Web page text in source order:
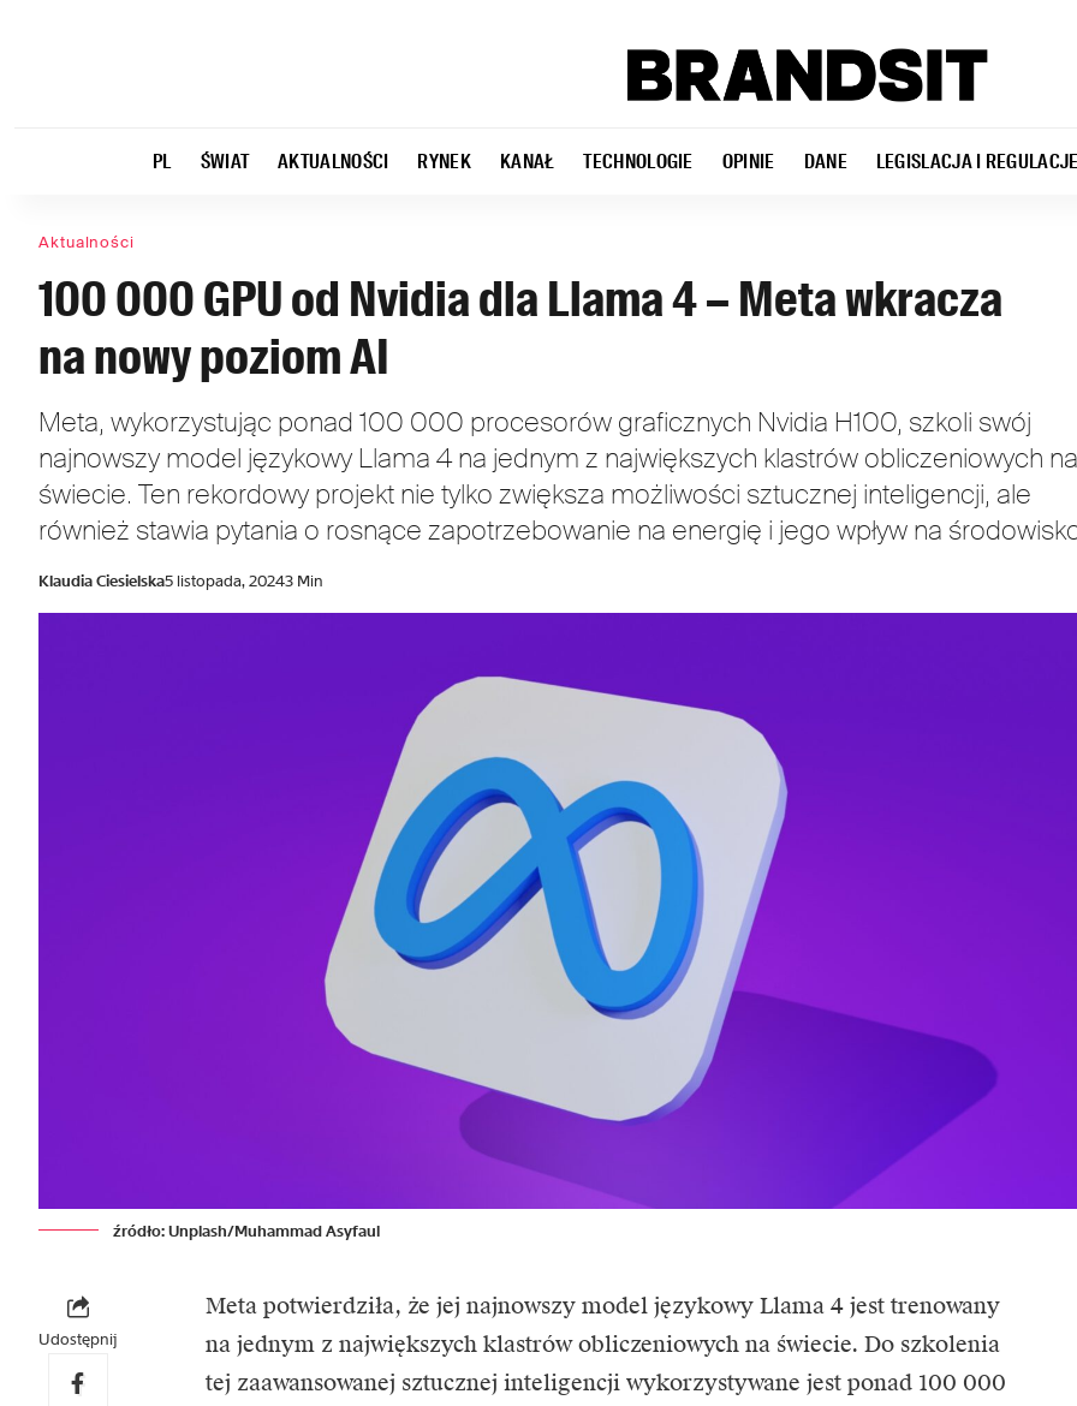
PL ŚWIAT AKTUALNOŚCI RYNEK KANAŁ TECHNOLOGIE OPINIE DANE LEGISLACJA I
Aktualności
100 000 GPU od Nvidia dla Llama 4 – Meta wkracza
na nowy poziom AI
Meta, wykorzystując ponad 100 000 procesorów graficznych Nvidia H100, szkoli swój
najnowszy model językowy Llama 4 na jednym z największych klastrów obliczeniowych na
świecie. Ten rekordowy projekt nie tylko zwiększa możliwości sztucznej inteligencji, ale
również stawia pytania o rosnące zapotrzebowanie na energię i jego wpływ na
Klaudia Ciesielska5 listopada, 20243 Min
źródło: Unplash/Muhammad Asyfaul
Udostępnij
Meta potwierdziła, że jej najnowszy model językowy Llama 4 jest trenowany
na jednym z największych klastrów obliczeniowych na świecie. Do szkolenia
tej zaawansowanej sztucznej inteligencji wykorzystywane jest ponad 100 000